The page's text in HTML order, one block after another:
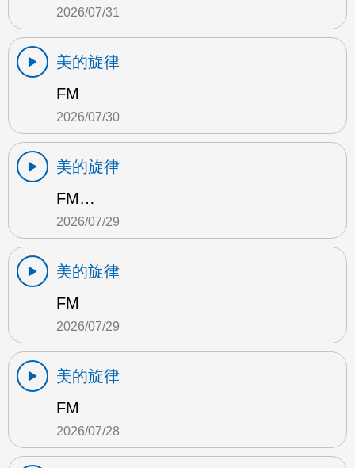
2026/07/31
美的旋律
FM
2026/07/30
美的旋律
FM…
2026/07/29
美的旋律
FM
2026/07/29
美的旋律
FM
2026/07/28